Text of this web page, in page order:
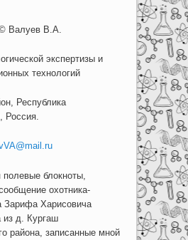
Валуев В.А.
экспертизы и
технологий
Республика
Россия.
блокноты,
охотника-
Зарифа Харисовича
из д. Кургаш
района, записанные мной